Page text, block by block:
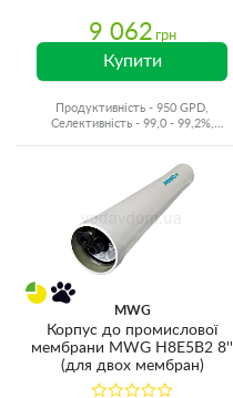
9 062 грн
Купити
Продуктивність - 950 GPD,
Селективність - 99,0 - 99,2%,
MWG
Корпус до промислової
мембрани MWG H8E5B2 8''
(для двох мембран)